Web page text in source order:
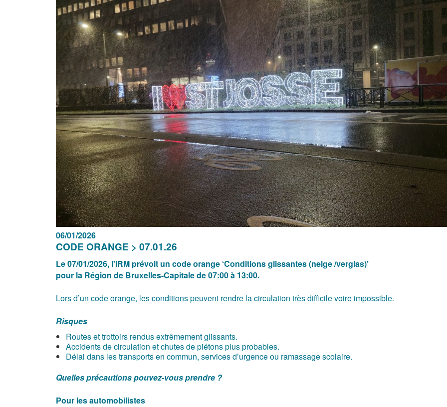
06/01/2026
CODE ORANGE > 07.01.26
Le 07/01/2026, l'IRM prévoit un code orange ‘Conditions glissantes (neige /verglas)’
pour la Région de Bruxelles-Capitale de 07:00 à 13:00.
Lors d’un code orange, les conditions peuvent rendre la circulation très difficile voire impossible.
Risques
Routes et trottoirs rendus extrêmement glissants.
Accidents de circulation et chutes de piétons plus probables.
Délai dans les transports en commun, services d’urgence ou ramassage scolaire.
Quelles précautions pouvez-vous prendre ?
Pour les automobilistes